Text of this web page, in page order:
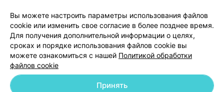
Обработка персональных данных
Вы можете настроить параметры использования файлов
cookie или изменить свое согласие в более позднее время.
Для получения дополнительной информации о целях,
сроках и порядке использования файлов cookie вы
можете ознакомиться с нашей Политикой обработки
файлов cookie
Принять